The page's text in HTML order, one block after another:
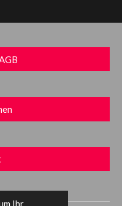
Ihr